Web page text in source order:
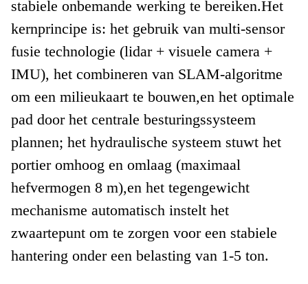
stabiele onbemande werking te bereiken.Het
kernprincipe is: het gebruik van multi-sensor
fusie technologie (lidar + visuele camera +
IMU), het combineren van SLAM-algoritme
om een milieukaart te bouwen,en het optimale
pad door het centrale besturingssysteem
plannen; het hydraulische systeem stuwt het
portier omhoog en omlaag (maximaal
hefvermogen 8 m),en het tegengewicht
mechanisme automatisch instelt het
zwaartepunt om te zorgen voor een stabiele
hantering onder een belasting van 1-5 ton.